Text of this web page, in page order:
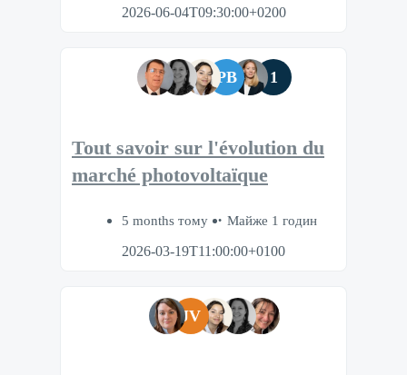
2026-06-04T09:30:00+0200
PB 1
Tout savoir sur l'évolution du
marché photovoltaïque​
5 months тому
Майже 1 годин
2026-03-19T11:00:00+0100
JV